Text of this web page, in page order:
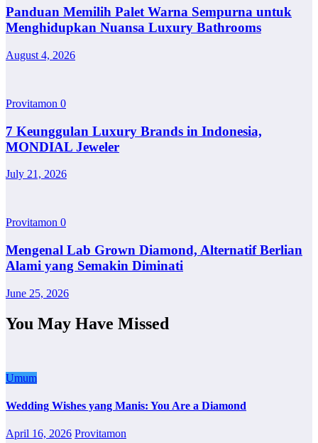
Panduan Memilih Palet Warna Sempurna untuk
Menghidupkan Nuansa Luxury Bathrooms
August 4, 2026
Provitamon 0
7 Keunggulan Luxury Brands in Indonesia,
MONDIAL Jeweler
July 21, 2026
Provitamon 0
Mengenal Lab Grown Diamond, Alternatif Berlian
Alami yang Semakin Diminati
June 25, 2026
You May Have Missed
Umum
Wedding Wishes yang Manis: You Are a Diamond
April 16, 2026 Provitamon